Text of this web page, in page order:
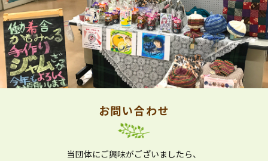
お問い合わせ
当団体にご興味がございましたら、